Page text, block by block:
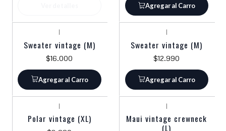
Agregar al Carro
|
Sweater vintage (M)
$16.000
Agregar al Carro
|
Sweater vintage (M)
$12.990
Agregar al Carro
|
Polar vintage (XL)
|
Maui vintage crewneck
(L)